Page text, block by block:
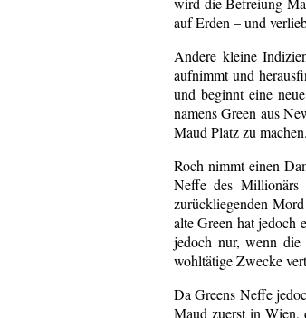
auf Erden – und
Andere kleine
aufnimmt und
und beginnt eine
namens Green aus
Maud Platz zu machen.
Roch nimmt einen
Neffe des Millionärs
zurückliegenden
alte Green hat jedoch
jedoch nur, wenn die
wohltätige Zwecke
Da Greens Neffe
Maud zuerst in